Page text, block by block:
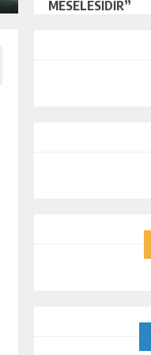
MESELESİDİR”